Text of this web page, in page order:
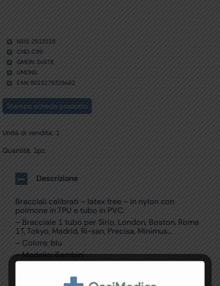
NSIS: 2512519
CND: C99
GMDN: 34978
UMDNS:
EAN: 8023279328462
Stampa scheda prodotto
Unità di vendita: 1
Quantità: 1pz.
Descrizione
Bracciali calibrati – latex free – in nylon con
polmone in TPU e tubo in PVC.
– Bracciale 1 tubo per Sirio, London, Boston, Roma
1T, Tokyo, Madrid, Ri-san, Precisa, Minimus…
– Colore: blu
– Modello: Bambini
– Dim. cm: 35×11
– Circonferenza braccio: 19 – 26 cm